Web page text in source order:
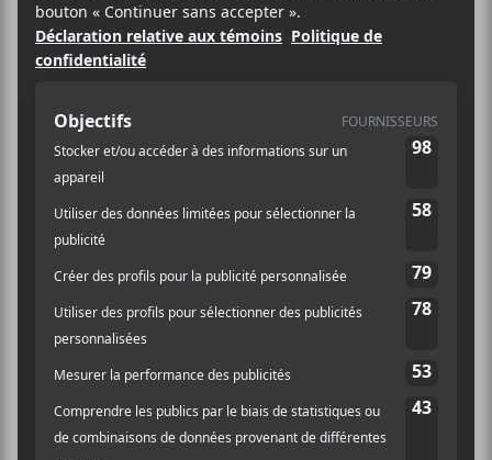
Prix :
Gratuit
Catégorie d’Évènement:
Site :
https://www.lestudiotd.com/fr/Accueil/Spectacle/1
987?
utm_source=culturecible&utm_medium=300x600
&utm_campaign=2023_01_16_mediapartner_mkt
g_adhoc_fijm_quartier-des-spectacles_always-
yosha&utm_term=fr&utm_content=banniere
LIEU
Le Studio TD